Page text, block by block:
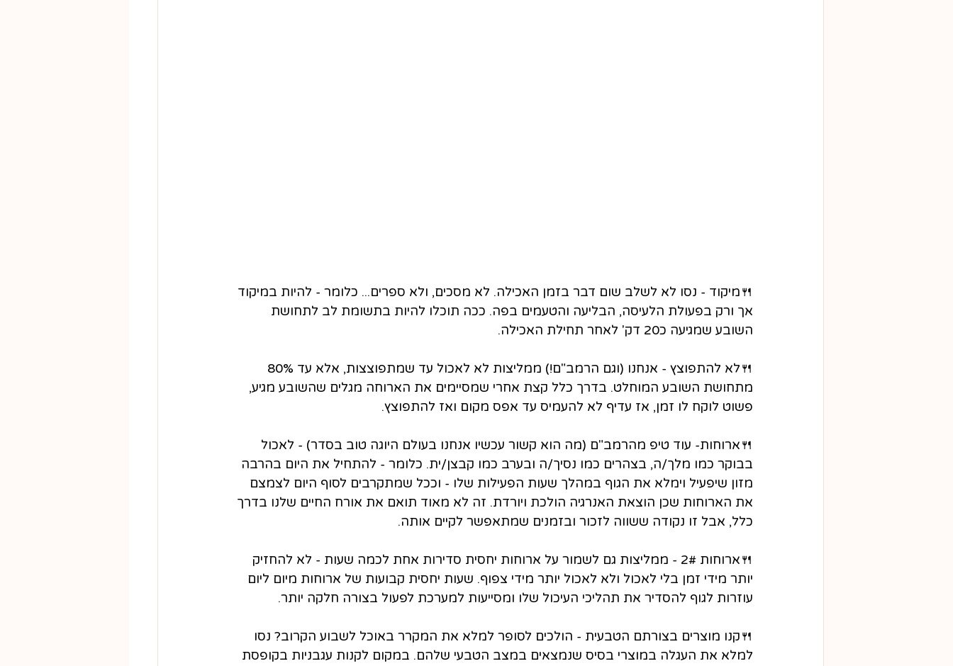
🍴מיקוד - נסו לא לשלב שום דבר בזמן האכילה. לא מסכים, ולא ספרים... כלומר - להיות במיקוד
אך ורק בפעולת הלעיסה, הבליעה והטעמים בפה. ככה תוכלו להיות בתשומת לב לתחושת
השובע שמגיעה כ20 דק' לאחר תחילת האכילה.
🍴
מתחושת השובע המוחלט. בדרך כלל קצת אחרי שמסיימים את הארוחה מגלים שהשובע מגיע,
פשוט לוקח לו זמן, אז עדיף לא להעמיס עד אפס מקום ואז להתפוצץ.
🍴ארוחות- עוד טיפ מהרמב"ם (מה הוא קשור עכשיו אנחנו בעולם היוגה טוב בסדר) - לאכול
בבוקר כמו מלך/ה, בצהרים כמו נסיך/ה ובערב כמו קבצן/ית. כלומר - להתחיל את היום בהרבה
מזון שיפעיל וימלא את הגוף במהלך שעות הפעילות שלו - וככל שמתקרבים לסוף היום לצמצם
את הארוחות שכן הוצאת האנרגיה הולכת ויורדת. זה לא מאוד תואם את אורח החיים שלנו בדרך
כלל, אבל זו נקודה ששווה לזכור ובזמנים שמתאפשר לקיים אותה.
🍴
ארוחות 2# - ממליצות גם לשמור על ארוחות יחסית סדירות אחת לכמה שעות - לא להחזיק
יותר מידי זמן בלי לאכול ולא לאכול יותר מידי צפוף. שעות יחסית קבועות של ארוחות מיום ליום
עוזרות לגוף להסדיר את תהליכי העיכול שלו ומסייעות למערכת לפעול בצורה חלקה יותר.
🍴קנו מוצרים בצורתם הטבעית - הולכים לסופר למלא את המקרר באוכל לשבוע הקרוב? נסו
למלא את העגלה במוצרי בסיס שנמצאים במצב הטבעי שלהם. במקום לקנות עגבניות בקופסת